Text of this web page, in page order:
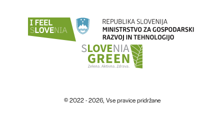
© 2022 - 2026, Vse pravice pridržane